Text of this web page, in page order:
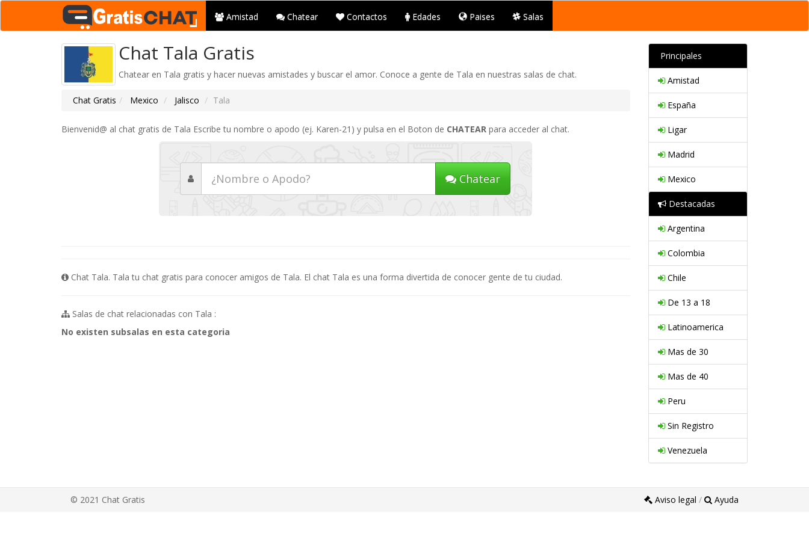
Amistad Chatear Contactos Edades Paises Salas
Chat Tala Gratis
Chatear en Tala gratis y hacer nuevas amistades y buscar el amor. Conoce a gente de Tala en nuestras salas de chat.
Chat Gratis Mexico Jalisco Tala
Bienvenid@ al chat gratis de Tala Escribe tu nombre o apodo (ej. Karen-21) y pulsa en el Boton de CHATEAR para acceder al chat.
Chatear
Chat Tala. Tala tu chat gratis para conocer amigos de Tala. El chat Tala es una forma divertida de conocer gente de tu ciudad.
Salas de chat relacionadas con Tala :
No existen subsalas en esta categoria
Principales
Amistad
España
Ligar
Madrid
Mexico
Destacadas
Argentina
Colombia
Chile
De 13 a 18
Latinoamerica
Mas de 30
Mas de 40
Peru
Sin Registro
Venezuela
© 2021 Chat Gratis Aviso legal / Ayuda